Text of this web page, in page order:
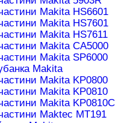
Makita HS6601
Makita HS7601
Makita HS7611
Makita CA5000
Makita SP6000
Makita
Makita KP0800
Makita KP0810
Makita KP0810C
Maktec MT191